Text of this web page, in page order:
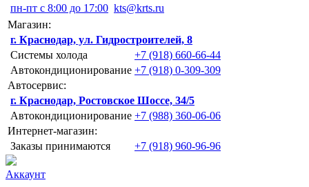
пн-пт с 8:00 до 17:00 kts@krts.ru
Магазин:
г. Краснодар, ул. Гидростроителей, 8
Системы холода
+7 (918) 660-66-44
Автокондиционирование +7 (918) 0-309-309
Автосервис:
г. Краснодар, Ростовское Шоссе, 34/5
Автокондиционирование +7 (988) 360-06-06
Интернет-магазин:
Заказы принимаются
+7 (918) 960-96-96
Аккаунт